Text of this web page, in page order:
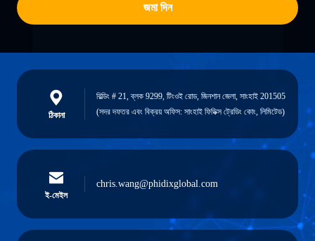
জমা দিন
ঠিকানা
বিল্ডিং # 21, ব্লক 9299, টিংওই রোড, জিনশান জেলা, সাংহাই 201505
(সদর দফতর এবং বিক্রয় অফিস: সাংহাই ফিডিক্স ট্রেডিং কোং, লিমিটেড)
ই-মেইল
chris.wang@phidixglobal.com